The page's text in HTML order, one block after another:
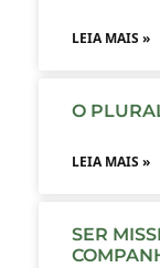
LEIA MAIS »
O
LEIA MAIS »
SER